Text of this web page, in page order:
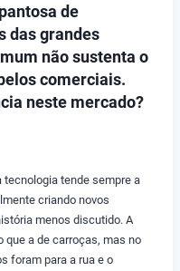
de
das grandes
não sustenta o
comerciais.
neste mercado?
tende sempre a
criando novos
menos discutido. A
que a de carroças, mas no
foram para a rua e o